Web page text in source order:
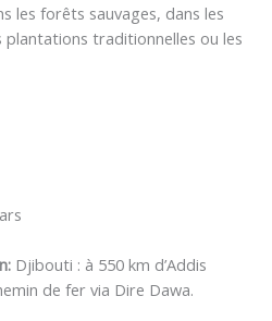
les forêts sauvages, dans les
traditionnelles ou les
Djibouti : à 550 km d’Addis
de fer via Dire Dawa.